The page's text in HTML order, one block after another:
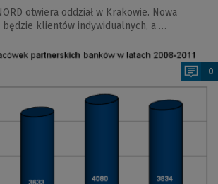
otwiera oddział w Krakowie. Nowa
będzie klientów indywidualnych, a …
0